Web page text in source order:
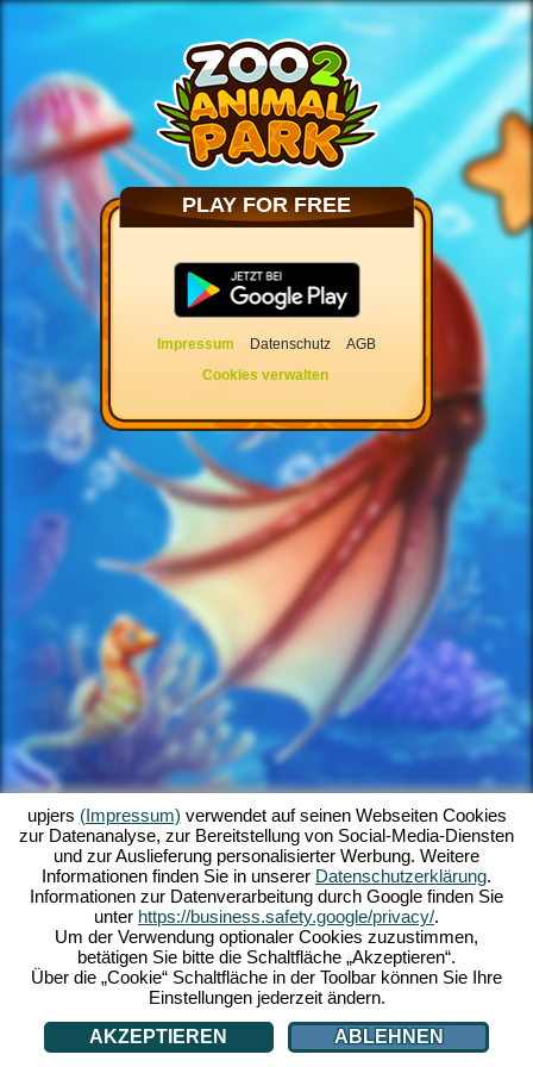
PLAY FOR FREE
Impressum Datenschutz
AGB
Cookies verwalten
upjers (Impressum) verwendet auf seinen Webseiten Cookies
zur Datenanalyse, zur Bereitstellung von Social-Media-Diensten
und zur Auslieferung personalisierter Werbung. Weitere
Informationen finden Sie in unserer Datenschutzerklärung.
Informationen zur Datenverarbeitung durch Google finden Sie
unter https://business.safety.google/privacy/.
Um der Verwendung optionaler Cookies zuzustimmen,
betätigen Sie bitte die Schaltfläche „Akzeptieren“.
Über die „Cookie“ Schaltfläche in der Toolbar können Sie Ihre
Einstellungen jederzeit ändern.
AKZEPTIEREN
ABLEHNEN